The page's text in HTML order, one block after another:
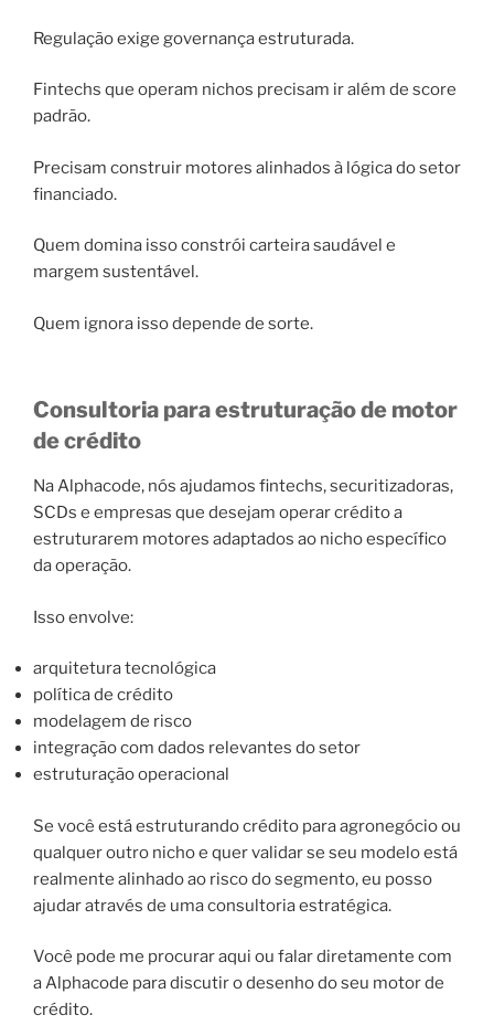
Regulação exige governança estruturada.
Fintechs que operam nichos precisam ir além de score
padrão.
Precisam construir motores alinhados à lógica do setor
financiado.
Quem domina isso constrói carteira saudável e
margem sustentável.
Quem ignora isso depende de sorte.
Consultoria para estruturação de motor
de crédito
Na Alphacode, nós ajudamos fintechs, securitizadoras,
SCDs e empresas que desejam operar crédito a
estruturarem motores adaptados ao nicho específico
da operação.
Isso envolve:
arquitetura tecnológica
política de crédito
modelagem de risco
integração com dados relevantes do setor
estruturação operacional
Se você está estruturando crédito para agronegócio ou
qualquer outro nicho e quer validar se seu modelo está
realmente alinhado ao risco do segmento, eu posso
ajudar através de uma consultoria estratégica.
Você pode me procurar aqui ou falar diretamente com
a Alphacode para discutir o desenho do seu motor de
crédito.